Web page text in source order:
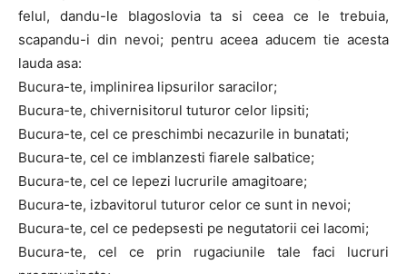
felul, dandu-le blagoslovia ta si ceea ce le trebuia,
scapandu-i din nevoi; pentru aceea aducem tie acesta
lauda asa:
Bucura-te, implinirea lipsurilor saracilor;
Bucura-te, chivernisitorul tuturor celor lipsiti;
Bucura-te, cel ce preschimbi necazurile in bunatati;
Bucura-te, cel ce imblanzesti fiarele salbatice;
Bucura-te, cel ce lepezi lucrurile amagitoare;
Bucura-te, izbavitorul tuturor celor ce sunt in nevoi;
Bucura-te, cel ce pedepsesti pe negutatorii cei lacomi;
Bucura-te, cel ce prin rugaciunile tale faci lucruri